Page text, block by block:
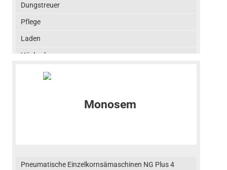
Dungstreuer
Pflege
Laden
Häckseln
Düngen
Pneumatische Einzelkornsämaschinen NG Plus 4